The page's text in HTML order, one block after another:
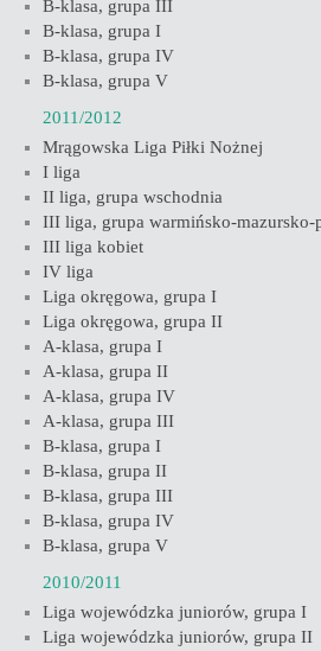
B-klasa, grupa III
B-klasa, grupa I
B-klasa, grupa IV
B-klasa, grupa V
2011/2012
Mrągowska Liga Piłki Nożnej
I liga
II liga, grupa wschodnia
III liga, grupa warmińsko-mazursko-
III liga kobiet
IV liga
Liga okręgowa, grupa I
Liga okręgowa, grupa II
A-klasa, grupa I
A-klasa, grupa II
A-klasa, grupa IV
A-klasa, grupa III
B-klasa, grupa I
B-klasa, grupa II
B-klasa, grupa III
B-klasa, grupa IV
B-klasa, grupa V
2010/2011
Liga wojewódzka juniorów, grupa I
Liga wojewódzka juniorów, grupa II